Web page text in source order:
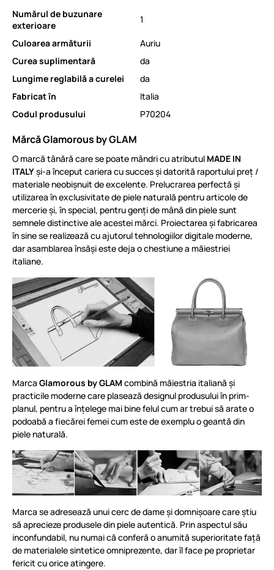
Numărul de buzunare
exterioare
1
Culoarea armăturii
Auriu
Curea suplimentară
da
Lungime reglabilă a curelei
da
Fabricat în
Italia
Codul produsului
P70204
Mărcă Glamorous by GLAM
O marcă tânără care se poate mândri cu atributul MADE IN
ITALYși-a început cariera cu succes și datorită raportului preț /
materiale neobișnuit de excelente. Prelucrarea perfectă și
utilizarea în exclusivitate de piele naturală pentru articole de
mercerie și, în special, pentru genți de mână din piele sunt
semnele distinctive ale acestei mărci. Proiectarea și fabricarea
în sine se realizează cu ajutorul tehnologiilor digitale moderne,
dar asamblarea însăși este deja o chestiune a măiestriei
italiane.
Marca Glamorous by GLAM combină măiestria italiană și
practicile moderne care plasează designul produsului în prim-
planul, pentru a înțelege mai bine felul cum ar trebui să arate o
podoabă a fiecărei femei cum este de exemplu o geantă din
piele naturală.
Marca se adresează unui cerc de dame și domnișoare care știu
să aprecieze produsele din piele autentică. Prin aspectul său
inconfundabil, nu numai că conferă o anumită superioritate față
de materialele sintetice omniprezente, dar îl face pe proprietar
fericit cu orice atingere.